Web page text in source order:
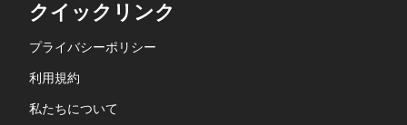
クイックリンク
プライバシーポリシー
利用規約
私たちについて